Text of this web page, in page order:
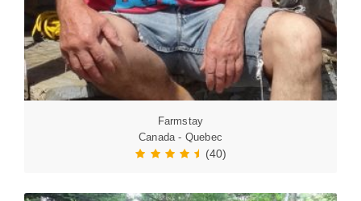
Farmstay
Canada - Quebec
(40)